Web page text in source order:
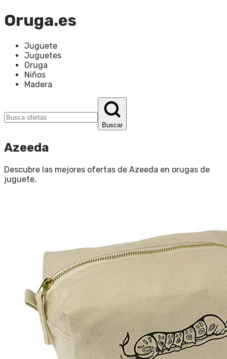
Oruga.es
Juguete
Juguetes
Oruga
Niños
Madera
Buscar
Azeeda
Descubre las mejores ofertas de Azeeda en orugas de
juguete.